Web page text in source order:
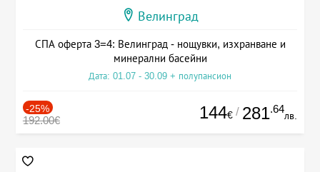
Велинград
СПА оферта 3=4: Велинград - нощувки, изхранване и
минерални басейни
Дата: 01.07 - 30.09 + полупансион
-25%
192.00€ 144€ / 281.64
лв.